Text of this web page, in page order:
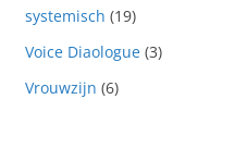
systemisch (19)
Voice Diaologue(3)
Vrouwzijn (6)